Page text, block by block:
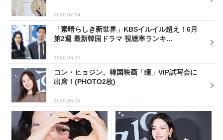
2026.07.24
「素晴らしき新世界」KBSイルイル超え！6月
第2週 最新韓国ドラマ 視聴率ランキ...
2026.06.15
コン・ヒョジン、韓国映画「瞳」VIP試写会に
出席！(PHOTO2枚)
2026.06.16